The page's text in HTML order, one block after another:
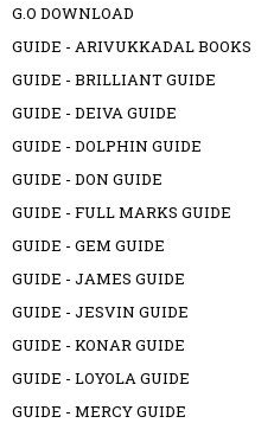
G.O DOWNLOAD
GUIDE - ARIVUKKADAL BOOKS
GUIDE - BRILLIANT GUIDE
GUIDE - DEIVA GUIDE
GUIDE - DOLPHIN GUIDE
GUIDE - DON GUIDE
GUIDE - FULL MARKS GUIDE
GUIDE - GEM GUIDE
GUIDE - JAMES GUIDE
GUIDE - JESVIN GUIDE
GUIDE - KONAR GUIDE
GUIDE - LOYOLA GUIDE
GUIDE - MERCY GUIDE